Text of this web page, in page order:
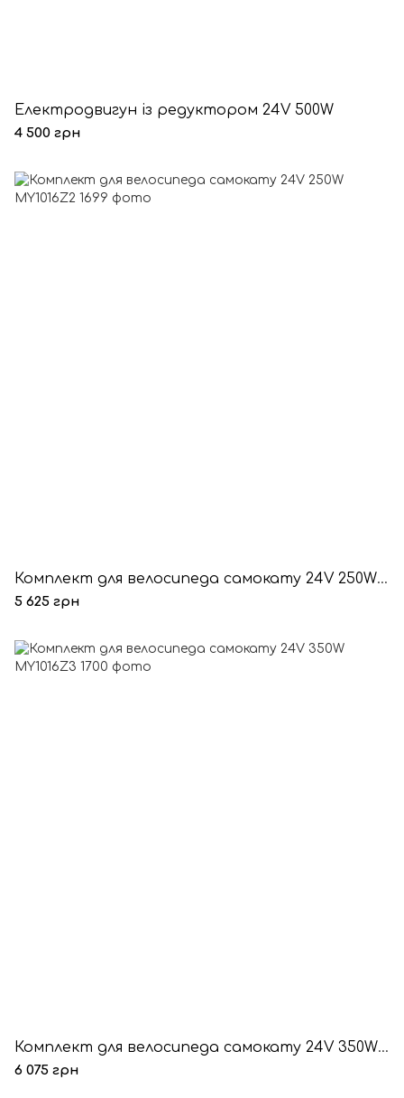
Електродвигун із редуктором 24V 500W
4 500 грн
Комплект для велосипеда самокату 24V 250W MY1016Z2
5 625 грн
Комплект для велосипеда самокату 24V 350W MY1016Z3
6 075 грн